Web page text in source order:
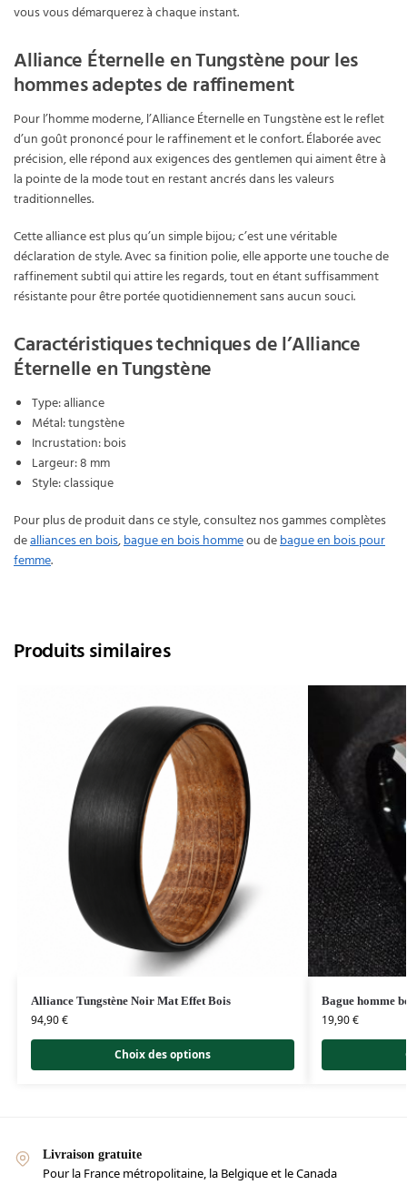
vous vous démarquerez à chaque instant.
Alliance Éternelle en Tungstène pour les
hommes adeptes de raffinement
Pour l’homme moderne, l’Alliance Éternelle en Tungstène est le reflet
d’un goût prononcé pour le raffinement et le confort. Élaborée avec
précision, elle répond aux exigences des gentlemen qui aiment être à
la pointe de la mode tout en restant ancrés dans les valeurs
traditionnelles.
Cette alliance est plus qu’un simple bijou; c’est une véritable
déclaration de style. Avec sa finition polie, elle apporte une touche de
raffinement subtil qui attire les regards, tout en étant suffisamment
résistante pour être portée quotidiennement sans aucun souci.
Caractéristiques techniques de l’Alliance
Éternelle en Tungstène
Type: alliance
Métal: tungstène
Incrustation: bois
Largeur: 8 mm
Style: classique
Pour plus de produit dans ce style, consultez nos gammes complètes
dealliances en bois,bague en bois hommeou debague en bois pour
femme.
Produits similaires
Alliance Tungstène Noir Mat Effet Bois
94,90€
Choix des options
Bague homme
19,90€
Livraison gratuite
Pour la France métropolitaine, la Belgique et le Canada